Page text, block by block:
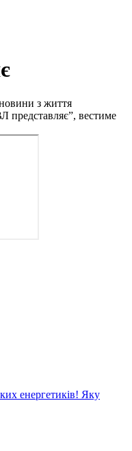
новини з життя
представляє”, вестиме
енергетиків! Яку